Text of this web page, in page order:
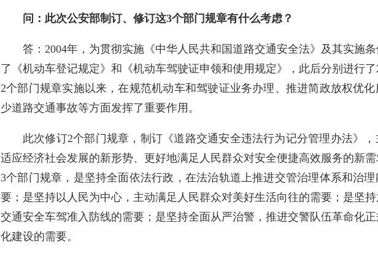
问：此次公安部制订、修订这3个部门规章有什么考虑？
答：2004年，为贯彻实施《中华人民共和国道路交通安全法》及其实施
了《机动车登记规定》和《机动车驾驶证申领和使用规定》，此后分别进行了
2个部门规章实施以来，在规范机动车和驾驶证业务办理、推进简政放权优
少道路交通事故等方面发挥了重要作用。
此次修订2个部门规章，制订《道路交通安全违法行为记分管理办法》
适应经济社会发展的新形势、更好地满足人民群众对安全便捷高效服务的新
3个部门规章，是坚持全面依法行政，在法治轨道上推进交管治理体系和治
要；是坚持以人民为中心，主动满足人民群众对美好生活向往的需要；是坚
交通安全车驾准入防线的需要；是坚持全面从严治警，推进交警队伍革命化
化建设的需要。